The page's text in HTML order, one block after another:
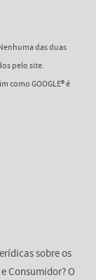
das duas
pelo site.
como GOOGLE® é
sobre os
Consumidor? O